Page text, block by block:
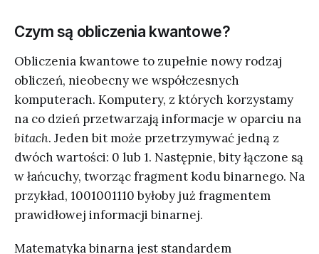
Czym są obliczenia kwantowe?
Obliczenia kwantowe to zupełnie nowy rodzaj
obliczeń, nieobecny we współczesnych
komputerach. Komputery, z których korzystamy
na co dzień przetwarzają informacje w oparciu na
bitach. Jeden bit może przetrzymywać jedną z
dwóch wartości: 0 lub 1. Następnie, bity łączone są
w łańcuchy, tworząc fragment kodu binarnego. Na
przykład, 1001001110 byłoby już fragmentem
prawidłowej informacji binarnej.
Matematyka binarna jest standardem